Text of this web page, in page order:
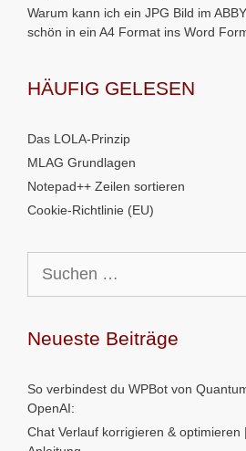
Warum kann ich ein JPG Bild im
schön in ein A4 Format ins Word
HÄUFIG GELESEN
Das LOLA-Prinzip
MLAG Grundlagen
Notepad++ Zeilen sortieren
Cookie-Richtlinie (EU)
nach:
Neueste Beiträge
So verbindest du WPBot von
OpenAI:
Chat Verlauf korrigieren & optimieren